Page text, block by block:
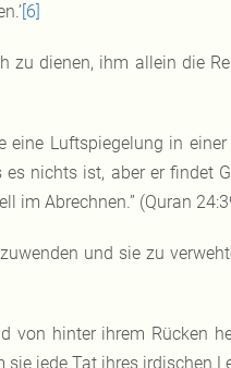
[6]
zu dienen, ihm allein die
eine Luftspiegelung in
nichts ist, aber er findet
im Abrechnen.” (Quran
und sie zu
von hinter ihrem Rücken
jede Tat ihres irdischen